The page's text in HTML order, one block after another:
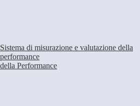
Sistema di misurazione e valutazione della
performance
Performance